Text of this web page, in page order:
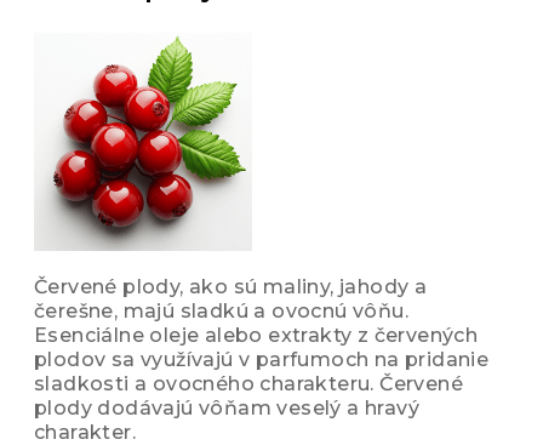
Červené plody, ako sú maliny, jahody a
čerešne, majú sladkú a ovocnú vôňu.
Esenciálne oleje alebo extrakty z červených
plodov sa využívajú v parfumoch na pridanie
sladkosti a ovocného charakteru. Červené
plody dodávajú vôňam veselý a hravý
charakter.